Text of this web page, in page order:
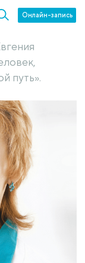
Онлайн-запись
путь».